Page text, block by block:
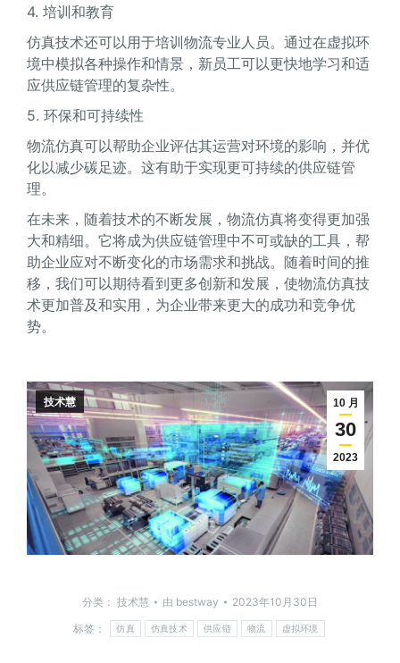
4. 培训和教育
仿真技术还可以用于培训物流专业人员。通过在虚拟环
境中模拟各种操作和情景，新员工可以更快地学习和适
应供应链管理的复杂性。
5. 环保和可持续性
物流仿真可以帮助企业评估其运营对环境的影响，并优
化以减少碳足迹。这有助于实现更可持续的供应链管
理。
在未来，随着技术的不断发展，物流仿真将变得更加强
大和精细。它将成为供应链管理中不可或缺的工具，帮
助企业应对不断变化的市场需求和挑战。随着时间的推
移，我们可以期待看到更多创新和发展，使物流仿真技
术更加普及和实用，为企业带来更大的成功和竞争优
势。
10 月
30
2023
技术慧
分类： 技术慧 由 bestway
2023年10月30日
标签：
仿真 仿真技术 供应链 物流 虚拟环境